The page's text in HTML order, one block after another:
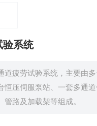
验系统
道疲劳试验系统，主要由
恒压伺服泵站、一套多通道
管路及加载架等组成。